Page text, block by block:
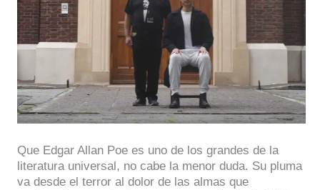
Que Edgar Allan Poe es uno de los grandes de la
literatura universal, no cabe la menor duda. Su pluma
va desde el terror al dolor de las almas que